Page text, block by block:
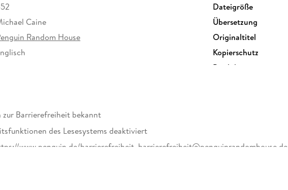
Dateigröße
Caine Übersetzung
Random House Originaltitel
Kopierschutz
Produktart
Barrierefreiheit bekannt
des Lesesystems deaktiviert
www.penguin.de/barrierefreiheit, barrierefreiheit@penguinrandomhouse.de